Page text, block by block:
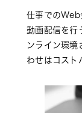
仕事でのWeb
動画配信を行
ンライン環境
わせはコスト